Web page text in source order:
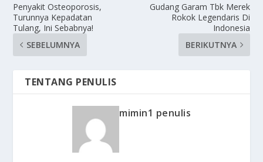
Penyakit Osteoporosis,
Turunnya Kepadatan
Tulang, Ini Sebabnya!
SEBELUMNYA
Gudang Garam Tbk Merek
Rokok Legendaris Di
Indonesia
BERIKUTNYA
TENTANG PENULIS
mimin1 penulis